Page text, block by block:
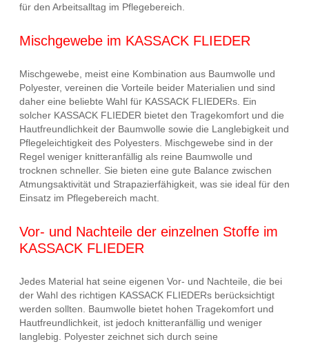
für den Arbeitsalltag im Pflegebereich.
Mischgewebe im KASSACK FLIEDER
Mischgewebe, meist eine Kombination aus Baumwolle und
Polyester, vereinen die Vorteile beider Materialien und sind
daher eine beliebte Wahl für KASSACK FLIEDERs. Ein
solcher KASSACK FLIEDER bietet den Tragekomfort und die
Hautfreundlichkeit der Baumwolle sowie die Langlebigkeit und
Pflegeleichtigkeit des Polyesters. Mischgewebe sind in der
Regel weniger knitteranfällig als reine Baumwolle und
trocknen schneller. Sie bieten eine gute Balance zwischen
Atmungsaktivität und Strapazierfähigkeit, was sie ideal für den
Einsatz im Pflegebereich macht.
Vor- und Nachteile der einzelnen Stoffe im
KASSACK FLIEDER
Jedes Material hat seine eigenen Vor- und Nachteile, die bei
der Wahl des richtigen KASSACK FLIEDERs berücksichtigt
werden sollten. Baumwolle bietet hohen Tragekomfort und
Hautfreundlichkeit, ist jedoch knitteranfällig und weniger
langlebig. Polyester zeichnet sich durch seine